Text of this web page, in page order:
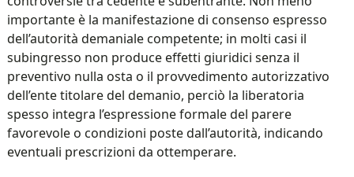
importante è la manifestazione di consenso espresso
dell’autorità demaniale competente; in molti casi il
subingresso non produce effetti giuridici senza il
preventivo nulla osta o il provvedimento autorizzativo
dell’ente titolare del demanio, perciò la liberatoria
spesso integra l’espressione formale del parere
favorevole o condizioni poste dall’autorità, indicando
eventuali prescrizioni da ottemperare.